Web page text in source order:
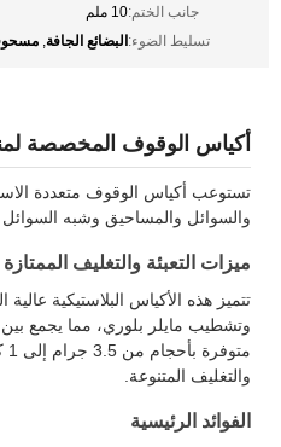
جانب الختم:10 ملم
تسليط الضوء:البضائع الجافة,
أكياس الوقوف المخصصة
تستوعب أكياس الوقوف متعددة
والسوائل والمساحيق وشبه
ميزات التعبئة والتغليف الممتازة
تتميز هذه الأكياس البلاستيكية
وتشطيب مايلر بلوري، مما يجمع بين
والتغليف المتنوعة.
الفوائد الرئيسية